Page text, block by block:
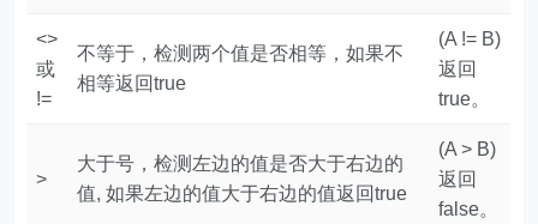
<>
或
!=
不等于，检测两个值是否相等，如果不
相等返回true
(A != B)
返回
true。
>
大于号，检测左边的值是否大于右边的
值, 如果左边的值大于右边的值返回true
(A > B)
返回
false。